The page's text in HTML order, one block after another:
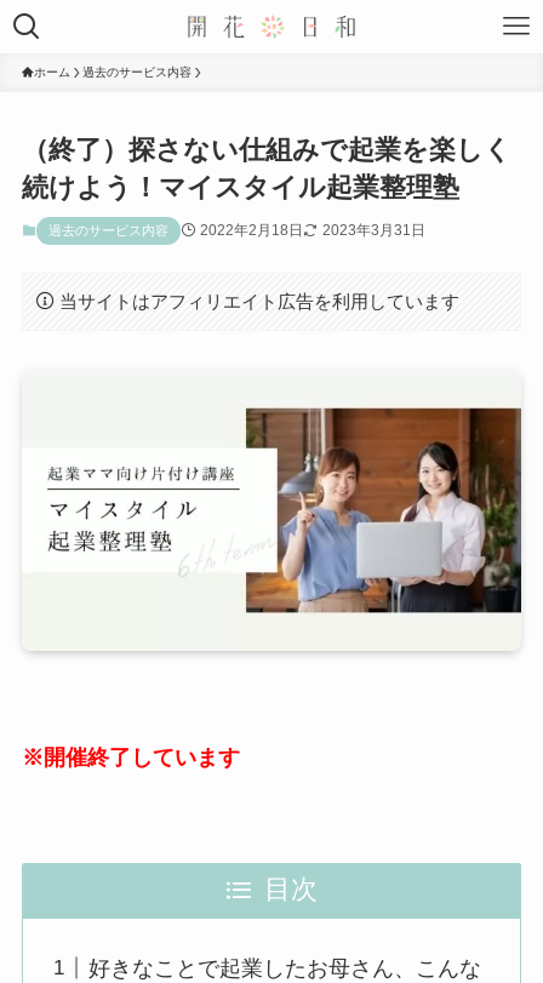
ホーム 過去のサービス内容
（終了）探さない仕組みで起業を楽しく
続けよう！マイスタイル起業整理塾
過去のサービス内容 2022年2月18日 2023年3月31日
当サイトはアフィリエイト広告を利用しています
※開催終了しています
目次
好きなことで起業したお母さん、こんな